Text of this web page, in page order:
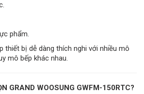
phẩm.
thiết bị dễ dàng thích nghi với nhiều mô
mô bếp khác nhau.
GRAND WOOSUNG GWFM-150RTC?